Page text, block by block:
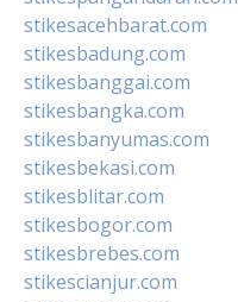
stikesacehbarat.com
stikesbadung.com
stikesbanggai.com
stikesbangka.com
stikesbanyumas.com
stikesbekasi.com
stikesblitar.com
stikesbogor.com
stikesbrebes.com
stikescianjur.com